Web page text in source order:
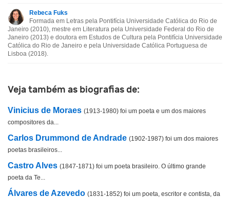
Esta biografia não tem a informação que procuro
Outro
Rebeca Fuks
Formada em Letras pela Pontifícia Universidade Católica do Rio de
Janeiro (2010), mestre em Literatura pela Universidade Federal do Rio de
Janeiro (2013) e doutora em Estudos de Cultura pela Pontifícia Universidade
Católica do Rio de Janeiro e pela Universidade Católica Portuguesa de
Lisboa (2018).
Veja também as biografias de:
Vinicius de Moraes (1913-1980) foi um poeta e um dos maiores
compositores da...
Carlos Drummond de Andrade (1902-1987) foi um dos maiores
poetas brasileiros...
Castro Alves (1847-1871) foi um poeta brasileiro. O último grande
poeta da Te...
Álvares de Azevedo (1831-1852) foi um poeta, escritor e contista, da